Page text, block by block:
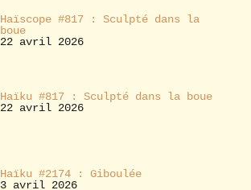
Haïscope #817 : Sculpté dans la
boue
22 avril 2026
Haïku #817 : Sculpté dans la boue
22 avril 2026
Haïku #2174 : Giboulée
3 avril 2026